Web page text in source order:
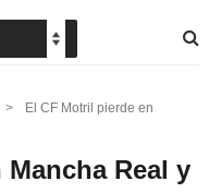
>
El CF Motril pierde en
Real y